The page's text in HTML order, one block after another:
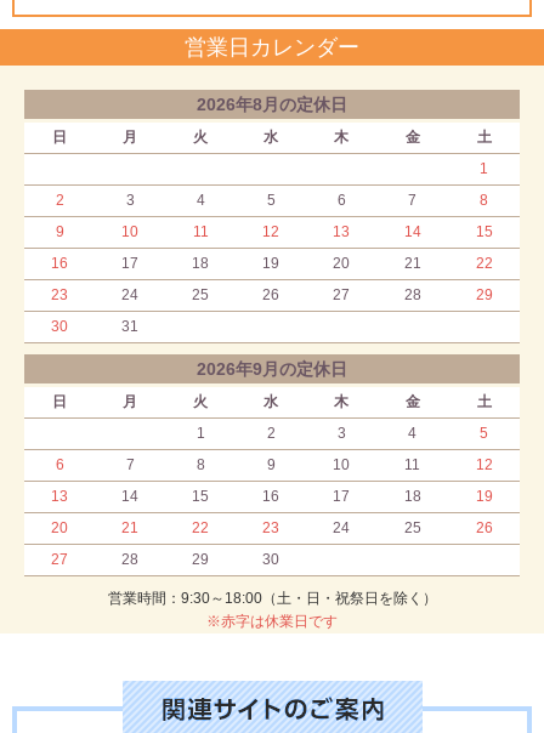
営業日カレンダー
2026年8月の定休日
日 月 火 水 木 金
土
1
2
3 4 5 6 7
8
9
10 11 12 13 14
15
16
17 18 19 20 21
22
23
24 25 26 27 28
29
30
31
2026年9月の定休日
日 月 火 水 木 金
土
1
2 3 4
5
6
7 8 9 10 11
12
13
14 15 16 17 18
19
20
21 22 23 24 25
26
27
28 29 30
営業時間：9:30～18:00（土・日・祝祭日を除く）
※赤字は休業日です